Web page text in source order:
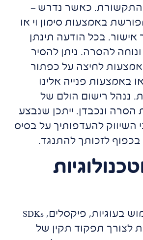
לחוק התקשורת. כאשר נדרש –
באמצעות סימון וי או
אישור. בכל הודעה תינתן
להסרה. ניתן להסיר
לחיצה על כפתור
באמצעות פנייה אלינו
ננהל רישום הולם של
ונכבדן. ייתכן שנבצע
להעדפותיך על בסיס
בכפוף לזכותך להתנגד.
האתר עושה שימוש בעוגיות, פיקסלים, SDKs
לצורך תפקוד תקין של